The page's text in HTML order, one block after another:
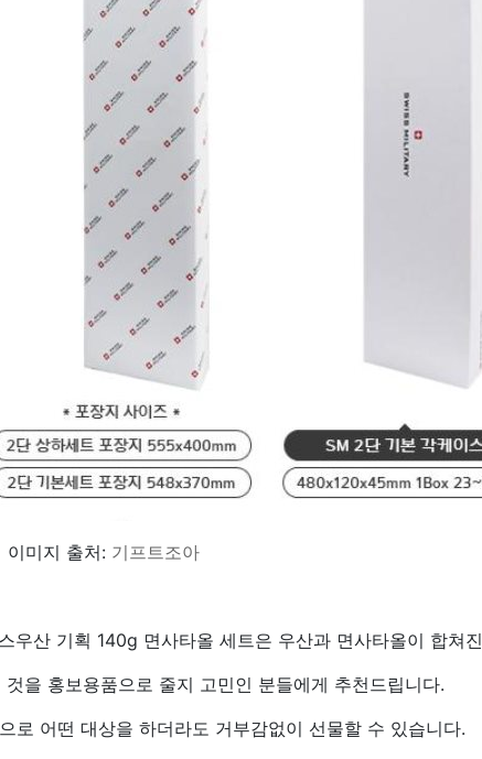
이미지 출처: 기프트조아
우산 기획 140g 면사타올 세트은 우산과 면사타올이 합쳐진
을 홍보용품으로 줄지 고민인 분들에게 추천드립니다.
로 어떤 대상을 하더라도 거부감없이 선물할 수 있습니다.